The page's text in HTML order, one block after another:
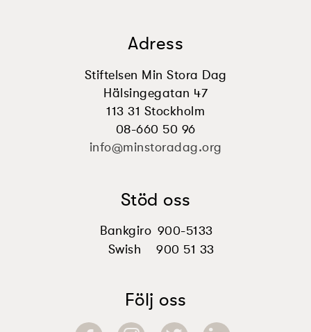
Adress
Stiftelsen Min Stora Dag
Hälsingegatan 47
113 31 Stockholm
08-660 50 96
info@minstoradag.org
Stöd oss
Bankgiro 900-5133
Swish
900 51 33
Följ oss